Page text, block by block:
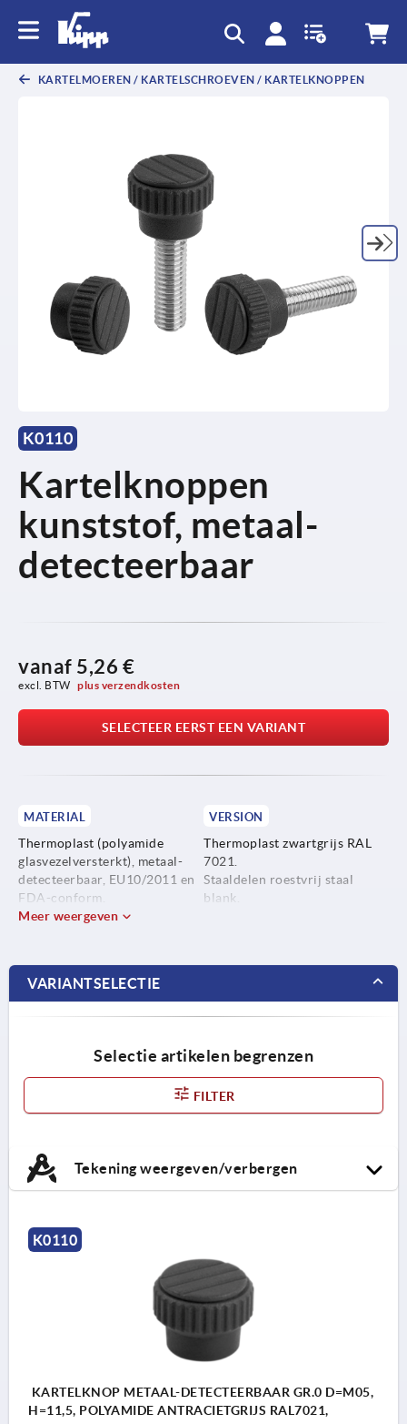
KARTELMOEREN / KARTELSCHROEVEN / KARTELKNOPPEN
K0110
Kartelknoppen
kunststof, metaal-
detecteerbaar
vanaf 5,26 €
excl. BTW plus verzendkosten
SELECTEER EERST EEN VARIANT
MATERIAL
Thermoplast (polyamide
glasvezelversterkt), metaal-
detecteerbaar, EU10/2011 en
FDA-conform.
VERSION
Thermoplast zwartgrijs RAL
7021.
Staaldelen roestvrij staal
blank.
Meer weergeven
VARIANTSELECTIE
Selectie artikelen begrenzen
FILTER
Tekening weergeven/verbergen
K0110
KARTELKNOP METAAL-DETECTEERBAAR GR.0 D=M05,
H=11,5, POLYAMIDE ANTRACIETGRIJS RAL7021,